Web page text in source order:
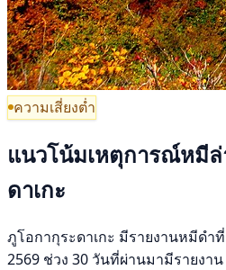
ความเสี่ยงต่ำ
แนวโน้มเหตุการณ์หมี
ดาเกะ
ภูโอกากุระดาเกะ มีรายงานหมีดำ
2569 ช่วง 30 วันที่ผ่านมามีรายงา